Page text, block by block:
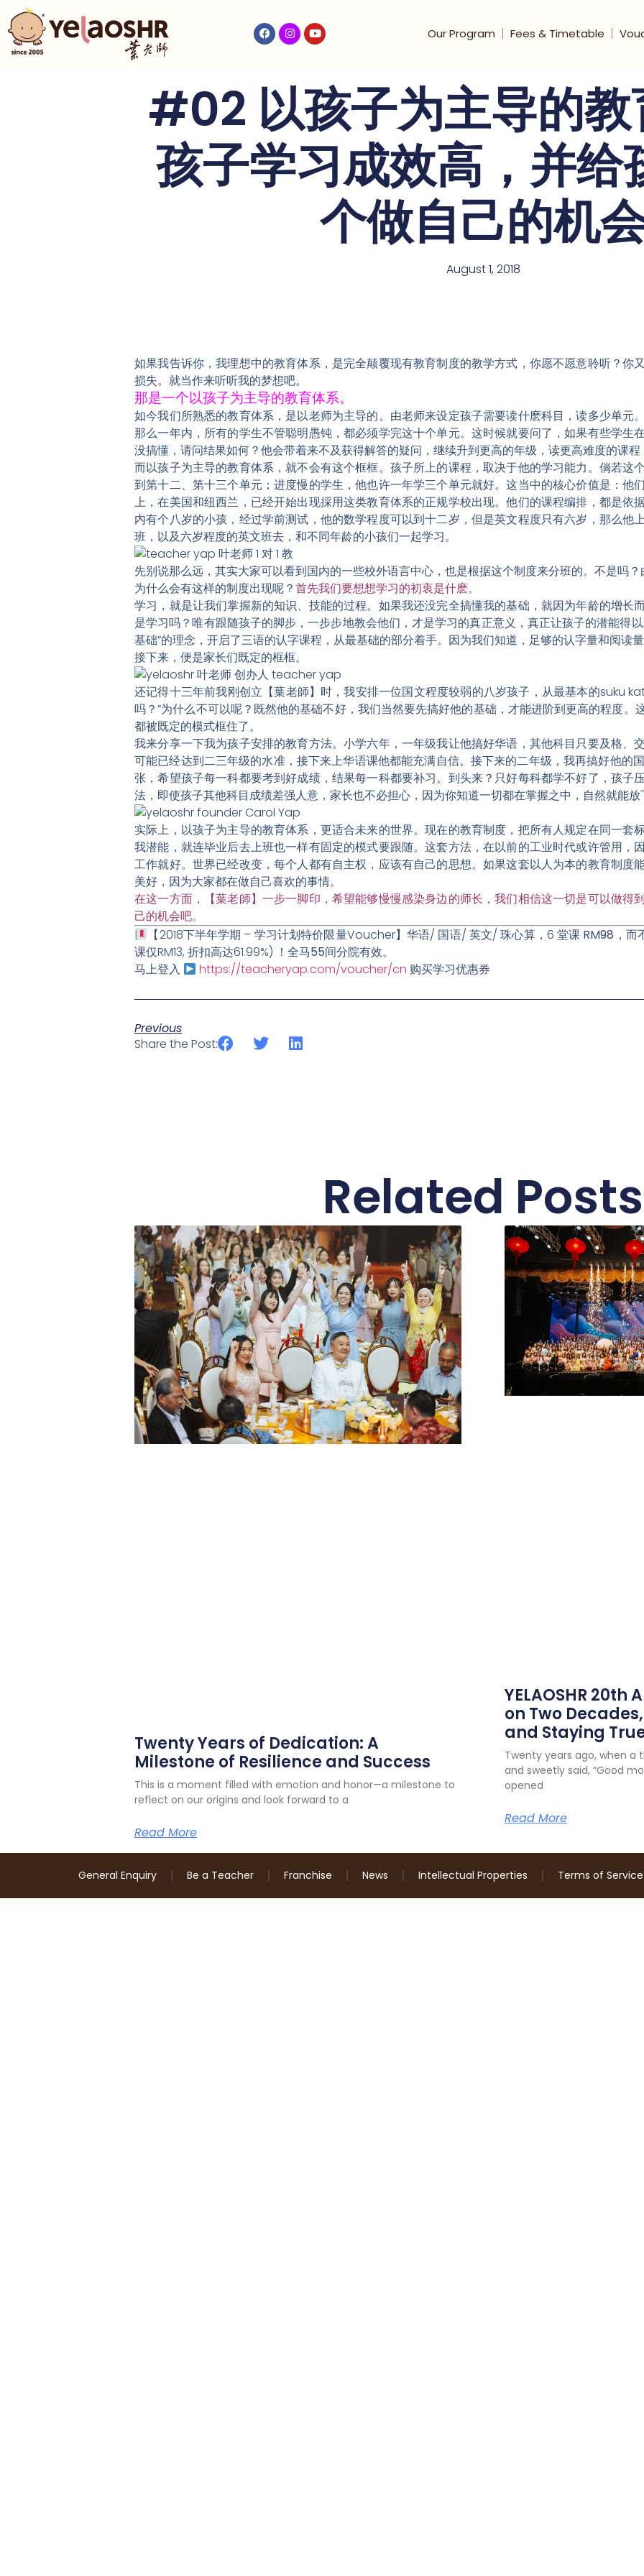
Our Program Fees & Timetable
#02 以孩子为主导的教
孩子学习成效高，并给
个做自己的机
August 1, 2018
如果我告诉你，我理想中的教育体系，是完全颠覆现有教育制度的教学方式，你愿不愿意聆听？你
损失。就当作来听听我的梦想吧。
那是一个以孩子为主导的教育体系。
如今我们所熟悉的教育体系，是以老师为主导的。由老师来设定孩子需要读什麽科目，读多少单元
那么一年内，所有的学生不管聪明愚钝，都必须学完这十个单元。这时候就要问了，如果有些学生
没搞懂，请问结果如何？他会带着来不及获得解答的疑问，继续升到更高的年级，读更高难度的课程
而以孩子为主导的教育体系，就不会有这个框框。孩子所上的课程，取决于他的学习能力。倘若这
到第十二、第十三个单元；进度慢的学生，他也许一年学三个单元就好。这当中的核心价值是：他
上，在美国和纽西兰，已经开始出现採用这类教育体系的正规学校出现。他们的课程编排，都是依
内有个八岁的小孩，经过学前测试，他的数学程度可以到十二岁，但是英文程度只有六岁，那么他
班，以及六岁程度的英文班去，和不同年龄的小孩们一起学习。
先别说那么远，其实大家可以看到国内的一些校外语言中心，也是根据这个制度来分班的。不是吗
为什么会有这样的制度出现呢？首先我们要想想学习的初衷是什麽。
学习，就是让我们掌握新的知识、技能的过程。如果我还没完全搞懂我的基础，就因为年龄的增长
是学习吗？唯有跟随孩子的脚步，一步步地教会他们，才是学习的真正意义，真正让孩子的潜能得
基础”的理念，开启了三语的认字课程，从最基础的部分着手。 因为我们知道，足够的认字量和阅读
接下来，便是家长们既定的框框。
还记得十三年前我刚创立【葉老師】时，我安排一位国文程度较弱的八岁孩子，从最基本的suku
吗？”为什么不可以呢？既然他的基础不好，我们当然要先搞好他的基础，才能进阶到更高的程度。
都被既定的模式框住了。
我来分享一下我为孩子安排的教育方法。小学六年，一年级我让他搞好华语，其他科目只要及格、
可能已经达到二三年级的水准，接下来上华语课他都能充满自信。接下来的二年级，我再搞好他的
张，希望孩子每一科都要考到好成绩，结果每一科都要补习。到头来？只好每科都学不好了，孩子
法，即使孩子其他科目成绩差强人意，家长也不必担心，因为你知道一切都在掌握之中，自然就能
实际上，以孩子为主导的教育体系，更适合未来的世界。现在的教育制度，把所有人规定在同一套
我潜能， 就连毕业后去上班也一样有固定的模式要跟随。这套方法，在以前的工业时代或许管用，
工作就好。世界已经改变，每个人都有自主权，应该有自己的思想。如果这套以人为本的教育制度
美好，因为大家都在做自己喜欢的事情。
在这一方面，【葉老師】一步一脚印，希望能够慢慢感染身边的师长，我们相信这一切是可以做得
己的机会吧。
【2018下半年学期 – 学习计划特价限量Voucher】华语/ 国语/ 英文/ 珠心算，6 堂课 RM98 ，
课仅RM13, 折扣高达61.99%) ！ 全马55间分院有效。
马上登入
https://teacheryap.com/voucher/cn 购买学习优惠券
Previous
Share the Post:
Related Posts
Twenty Years of Dedication: A
Milestone of Resilience and Success
This is a moment filled with emotion and honor—a milestone to
reflect on our origins and look forward to a
Read More
YELAOSHR
on Two
and Staying
Twenty years ago, when
and sweetly said, “Good
opened
Read More
General Enquiry Be a Teacher Franchise News Intellectual Properties Terms of Service